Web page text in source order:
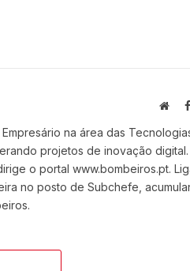
na área das
projetos de inovação digital.
o portal www.bombeiros.pt.
no posto de Subchefe,